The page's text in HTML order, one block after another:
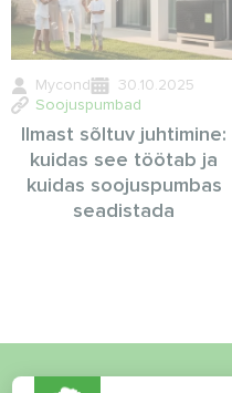
Mycond
30.10.2025
Soojuspumbad
Ilmast sõltuv juhtimine:
kuidas see töötab ja
kuidas soojuspumbas
seadistada